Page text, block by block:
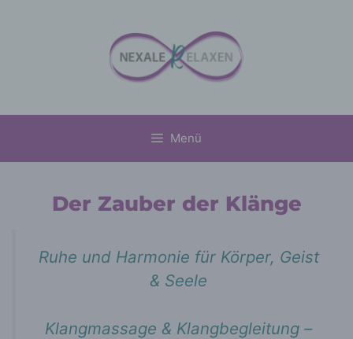
Menü
Der Zauber der Klänge
Ruhe und Harmonie für Körper, Geist
& Seele
Klangmassage & Klangbegleitung –